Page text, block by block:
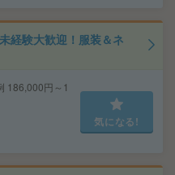
経験大歓迎！服装＆ネ
186,000円～1
気になる!